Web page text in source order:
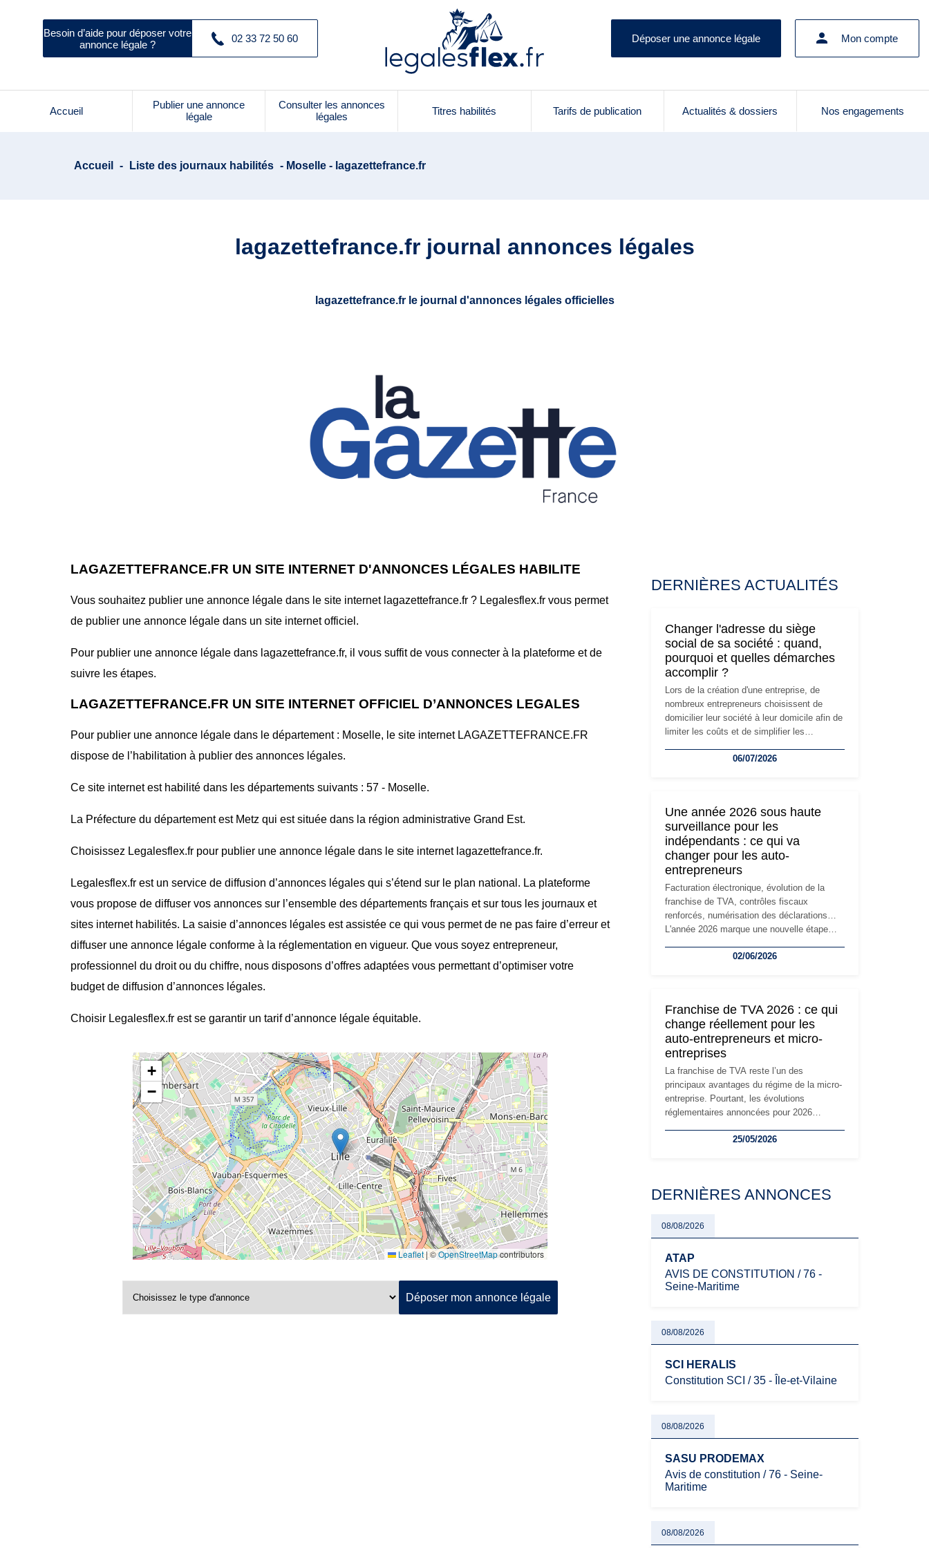
Besoin d’aide pour déposer votre
annonce légale ?
02 33 72 50 60 Déposer une annonce légale Mon compte
Accueil
Publier une annonce
légale
Consulter les annonces
légales
Titres habilités Tarifs de publication Actualités & dossiers Nos engagements
Accueil - Liste des journaux habilités - Moselle - lagazettefrance.fr
lagazettefrance.fr journal annonces légales
lagazettefrance.fr le journal d'annonces légales officielles
LAGAZETTEFRANCE.FR UN SITE INTERNET D'ANNONCES LÉGALES HABILITE
Vous souhaitez publier une annonce légale dans le site internet lagazettefrance.fr ? Legalesflex.fr vous permet
de publier une annonce légale dans un site internet officiel.
Pour publier une annonce légale dans lagazettefrance.fr, il vous suffit de vous connecter à la plateforme et de
suivre les étapes.
LAGAZETTEFRANCE.FR UN SITE INTERNET OFFICIEL D’ANNONCES LEGALES
Pour publier une annonce légale dans le département : Moselle, le site internet LAGAZETTEFRANCE.FR
dispose de l’habilitation à publier des annonces légales.
Ce site internet est habilité dans les départements suivants : 57 - Moselle.
La Préfecture du département est Metz qui est située dans la région administrative Grand Est.
Choisissez Legalesflex.fr pour publier une annonce légale dans le site internet lagazettefrance.fr.
Legalesflex.fr est un service de diffusion d’annonces légales qui s’étend sur le plan national. La plateforme
vous propose de diffuser vos annonces sur l’ensemble des départements français et sur tous les journaux et
sites internet habilités. La saisie d’annonces légales est assistée ce qui vous permet de ne pas faire d’erreur et
diffuser une annonce légale conforme à la réglementation en vigueur. Que vous soyez entrepreneur,
professionnel du droit ou du chiffre, nous disposons d’offres adaptées vous permettant d’optimiser votre
budget de diffusion d’annonces légales.
Choisir Legalesflex.fr est se garantir un tarif d’annonce légale équitable.
+
−
Leaflet|©OpenStreetMapcontributors
Déposer mon annonce légale
DERNIÈRES ACTUALITÉS
Changer l'adresse du siège
social de sa société : quand,
pourquoi et quelles démarches
accomplir ?
Lors de la création d'une entreprise, de
nombreux entrepreneurs choisissent de
domicilier leur société à leur domicile afin de
limiter les coûts et de simplifier les
l'activité, cette solution peut rapidement
siège social répond souvent à une nouvelle
étape de la vie de l'entreprise et implique
plusieurs formalités obligatoires.
06/07/2026
Une année 2026 sous haute
surveillance pour les
indépendants : ce qui va
changer pour les auto-
entrepreneurs
Facturation électronique, évolution de la
franchise de TVA, contrôles fiscaux
renforcés, numérisation des déclarations…
L'année 2026 marque une nouvelle étape
travailleurs indépendants. Si le régime de la
réglementaire plus exigeant. Décryptage des
principaux changements et des précautions
à prendre pour éviter les mauvaises
surprises.
02/06/2026
Franchise de TVA 2026 : ce qui
change réellement pour les
auto-entrepreneurs et micro-
entreprises
La franchise de TVA reste l’un des
principaux avantages du régime de la micro-
entreprise. Pourtant, les évolutions
réglementaires annoncées pour 2026
les auto-entrepreneurs, artisans et
évoluent dans un contexte de contrôle
oblige les indépendants à rester
particulièrement vigilants.
25/05/2026
DERNIÈRES ANNONCES
08/08/2026
ATAP
AVIS DE CONSTITUTION / 76 -
Seine-Maritime
08/08/2026
SCI HERALIS
Constitution SCI / 35 - Île-et-Vilaine
08/08/2026
SASU PRODEMAX
Avis de constitution / 76 - Seine-
Maritime
08/08/2026